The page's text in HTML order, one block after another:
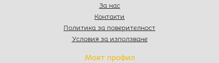
За нас
Контакти
Политика за поверителност
Условия за използване
Моят профил